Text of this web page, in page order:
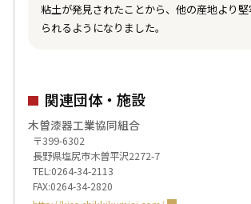
粘土が発見されたことから、他の産地より
られるようになりました。
関連団体・施設
木曽漆器工業協同組合
〒399-6302
長野県塩尻市木曽平沢2272-7
TEL:0264-34-2113
FAX:0264-34-2820